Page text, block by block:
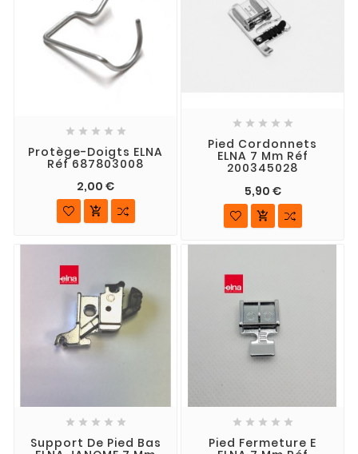
    
Protège-Doigts ELNA
Réf 687803008
2,00 €

    
Pied Cordonnets
ELNA 7 Mm Réf
200345028
5,90 €

    
Support De Pied Bas
    
Pied Fermeture E